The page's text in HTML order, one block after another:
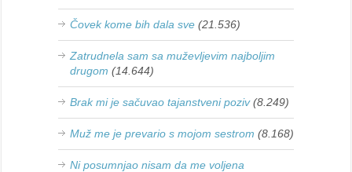
Čovek kome bih dala sve (21.536)
Zatrudnela sam sa muževljevim najboljim
drugom (14.644)
Brak mi je sačuvao tajanstveni poziv (8.249)
Muž me je prevario s mojom sestrom (8.168)
Ni posumnjao nisam da me voljena